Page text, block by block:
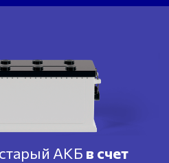
АКБ в счет